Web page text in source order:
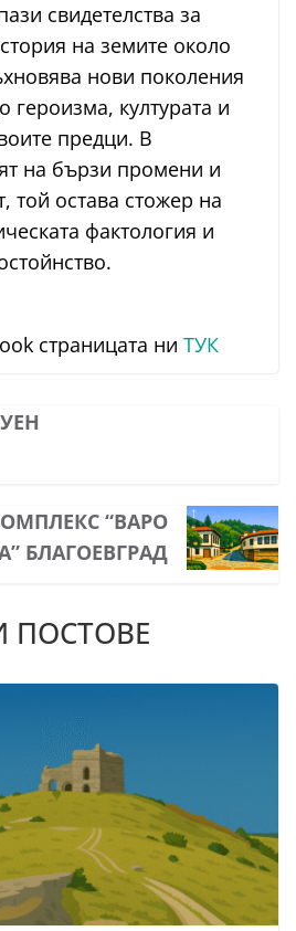
свидетелства за
на земите около
нови поколения
героизма, културата и
предци. В
на бързи промени и
той остава стожер на
фактология и
страницата ни ТУК
“ВАРО
БЛАГОЕВГРАД
ПОСТОВЕ